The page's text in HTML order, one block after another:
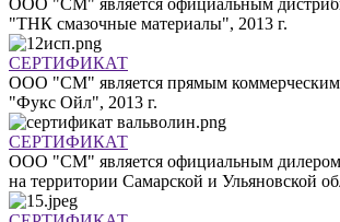
"ТНК смазочные материалы", 2013 г.
СЕРТИФИКАТ
ООО "СМ" является прямым
"Фукс Ойл", 2013 г.
СЕРТИФИКАТ
ООО "СМ" является официальным
на территории Самарской и Ульяновской